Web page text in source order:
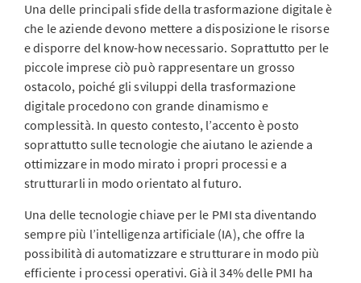
Una delle principali sfide della trasformazione digitale è
che le aziende devono mettere a disposizione le risorse
e disporre del know-how necessario. Soprattutto per le
piccole imprese ciò può rappresentare un grosso
ostacolo, poiché gli sviluppi della trasformazione
digitale procedono con grande dinamismo e
complessità. In questo contesto, l’accento è posto
soprattutto sulle tecnologie che aiutano le aziende a
ottimizzare in modo mirato i propri processi e a
strutturarli in modo orientato al futuro.
Una delle tecnologie chiave per le PMI sta diventando
sempre più l’intelligenza artificiale (IA), che offre la
possibilità di automatizzare e strutturare in modo più
efficiente i processi operativi. Già il 34% delle PMI ha